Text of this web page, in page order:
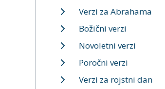
Verzi za Abrahama
Božični verzi
Novoletni verzi
Poročni verzi
Verzi za rojstni dan